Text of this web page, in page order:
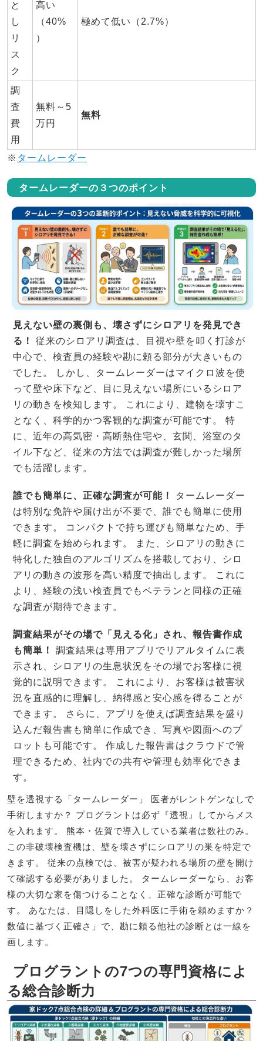
と
し
リ
ス
ク
高い
（40%
）
極めて低い（2.7%）
調
査
費
用
無料～5
万円
無料
※ タームレーダー
タームレーダーの３つのポイント
見えない壁の裏側も、壊さずにシロアリを発見でき
る！
従来のシロアリ調査は、目視や壁を叩く打診が
中心で、検査員の経験や勘に頼る部分が大きいもの
でした。 しかし、タームレーダーはマイクロ波を使
って壁や床下など、目に見えない場所にいるシロア
リの動きを検知します。 これにより、建物を壊すこ
となく、科学的かつ客観的な調査が可能です。 特
に、近年の高気密・高断熱住宅や、玄関、浴室のタ
イル下など、従来の方法では調査が難しかった場所
でも活躍します。
誰でも簡単に、正確な調査が可能！
タームレーダー
は特別な免許や届け出が不要で、誰でも簡単に使用
できます。 コンパクトで持ち運びも簡単なため、手
軽に調査を始められます。 また、シロアリの動きに
特化した独自のアルゴリズムを搭載しており、シロ
アリの動きの波形を高い精度で抽出します。 これに
より、経験の浅い検査員でもベテランと同様の正確
な調査が期待できます。
調査結果がその場で「見える化」され、報告書作成
も簡単！
調査結果は専用アプリでリアルタイムに表
示され、シロアリの生息状況をその場でお客様に視
覚的に説明できます。 これにより、お客様は被害状
況を直感的に理解し、納得感と安心感を得ることが
できます。 さらに、アプリを使えば調査結果を盛り
込んだ報告書も簡単に作成でき、写真や図面へのプ
ロットも可能です。 作成した報告書はクラウドで管
理できるため、社内での共有や管理も効率化できま
す。
壁を透視する「タームレーダー」 医者がレントゲンなしで
手術しますか？ プログラントは必ず『透視』してからメス
を入れます。 熊本・佐賀で導入している業者は数社のみ。
この非破壊検査機は、壁を壊さずにシロアリの巣を特定で
きます。 従来の点検では、被害が疑われる場所の壁を開け
て確認する必要がありました。 タームレーダーなら、お客
様の大切な家を傷つけることなく、正確な診断が可能で
す。 あなたは、目隠しをした外科医に手術を頼めますか？
数値に基づく正確さ」で、勘に頼る他社の診断とは一線を
画します。
プログラントの7つの専門資格によ
る総合診断力